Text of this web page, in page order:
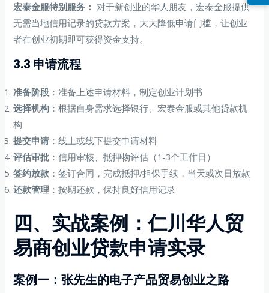
宏泰金服特别服务： 对于新创业的华人朋友，宏泰金服提供
无需当地信用记录的贷款方案，大大降低申请门槛，让创业
者在创业初期即可获得资金支持。
3.3 申请流程
准备阶段 ：准备上述申请材料，制定创业计划书
选择机构 ：根据自身需求选择银行、宏泰金服或其他贷款机
构
提交申请 ：线上或线下提交申请材料
评估审批 ：信用审核、抵押物评估（1-3个工作日）
签约放款 ：签订合同，完成抵押/担保手续，当天或次日放款
还款管理 ：按期还款，保持良好信用记录
四、实战案例：仁川华人贸
易商创业贷款申请实录
案例一：张先生的电子产品贸易创业之路